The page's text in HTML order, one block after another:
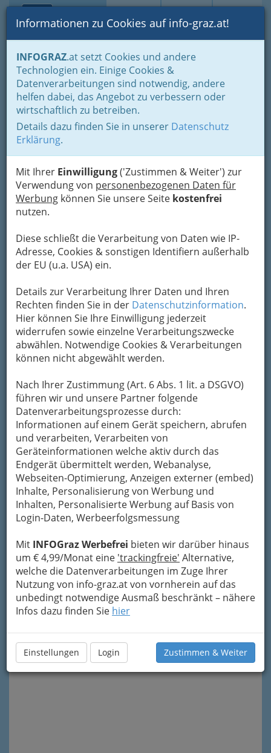
Suche Login Toggle
Informationen zu Cookies auf info-graz.at!
INFOGRAZ.at setzt Cookies und andere
Technologien ein. Einige Cookies &
Datenverarbeitungen sind notwendig, andere
helfen dabei, das Angebot zu verbessern oder
wirtschaftlich zu betreiben.
Details dazu finden Sie in unserer Datenschutz
Erklärung.
Mit Ihrer Einwilligung('Zustimmen & Weiter') zur
Verwendung von personenbezogenen Daten für
Werbung können Sie unsere Seite kostenfrei
nutzen.
Diese schließt die Verarbeitung von Daten wie IP-
Adresse, Cookies & sonstigen Identifiern außerhalb
der EU (u.a. USA) ein.
Details zur Verarbeitung Ihrer Daten und Ihren
Rechten finden Sie in der Datenschutzinformation.
Hier können Sie Ihre Einwilligung jederzeit
widerrufen sowie einzelne Verarbeitungszwecke
abwählen. Notwendige Cookies & Verarbeitungen
können nicht abgewählt werden.
Nach Ihrer Zustimmung (Art. 6 Abs. 1 lit. a DSGVO)
führen wir und unsere Partner folgende
Datenverarbeitungsprozesse durch:
Informationen auf einem Gerät speichern, abrufen
und verarbeiten, Verarbeiten von
Geräteinformationen welche aktiv durch das
Endgerät übermittelt werden, Webanalyse,
Webseiten-Optimierung, Anzeigen externer (embed)
Inhalte, Personalisierung von Werbung und
Inhalten, Personalisierte Werbung auf Basis von
Login-Daten, Werbeerfolgsmessung
Mit INFOGraz Werbefrei bieten wir darüber hinaus
um € 4,99/Monat eine 'trackingfreie' Alternative,
welche die Datenverarbeitungen im Zuge Ihrer
Nutzung von info-graz.at von vornherein auf das
unbedingt notwendige Ausmaß beschränkt – nähere
Infos dazu finden Sie hier
Einstellungen Login Zustimmen & Weiter
Home Gastronomie Beisln, Bars, Pubs & Wein
Beisln, Bars, Pubs & Wein
Kleine, feine Lokale - mit
internationalem Flair oder
steirischer Tradition
Atmosphäre ist ein großer Teil dessen, was ein kleines
Lokal hervorhebt
Nicht daheim und doch zu
Hause.
Das sagen sich sicher viele Grazer und
Grazerinnen und deren Besucher, wenn sie über
dieGrazer Gastroszenesprechen. Besonders
diekleineren Lokale, in denen man sich noch
gemütlich unterhaltenkann und wo auch
einmal gesungen werden darf (oder soll)
machen diesen Spruch wahr. Was unseren
haben wir in Österreich viele Bezeichnungen.
Gustieren Sie im reichhaltigen Angebotdieser
Kategorie. Auch unsere "Altvorderen" haben es
sich gerne gut gehen lassen beiWein, Bier
und...
Interessantes zum Thema Wein bringt der
„downloaden“ können.